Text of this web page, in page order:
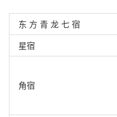
东 方 青 龙 七 宿
星宿
角宿